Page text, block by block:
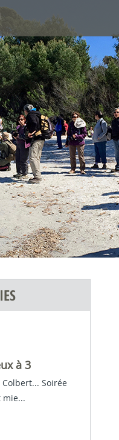
2 octobre : Spectacle de
Cherche encore...